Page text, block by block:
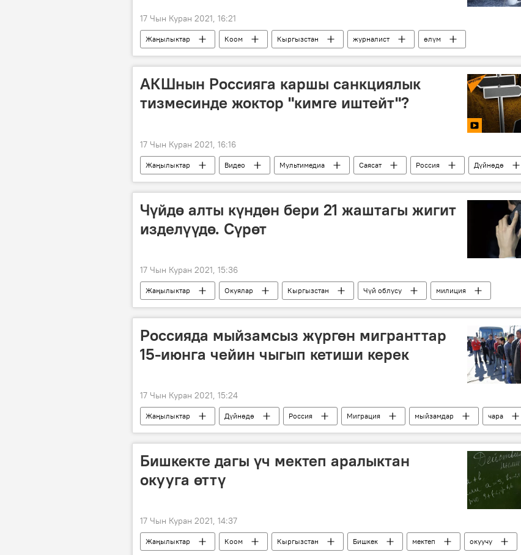
17 Чын Куран 2021, 16:21
Жаңылыктар Коом Кыргызстан журналист өлүм
АКШнын Россияга каршы санкциялык
тизмесинде жоктор "кимге иштейт"?
17 Чын Куран 2021, 16:16
Жаңылыктар Видео Мультимедиа Саясат Россия
Дүйнөдө
Жо Байден
Владимир Путин АКШ Кытай санкциялар
жооп
Чүйдө алты күндөн бери 21 жаштагы жигит
изделүүдө. Сүрөт
17 Чын Куран 2021, 15:36
Жаңылыктар Окуялар Кыргызстан Чүй облусу
милиция
бала
издөө
Россияда мыйзамсыз жүргөн мигранттар
15-июнга чейин чыгып кетиши керек
17 Чын Куран 2021, 15:24
Жаңылыктар Дүйнөдө Россия Миграция мыйзамдар
чара
министр
Басма сөзгө баяндама Кыргызстан
Бишкекте дагы үч мектеп аралыктан
окууга өттү
17 Чын Куран 2021, 14:37
Жаңылыктар Коом Кыргызстан Бишкек мектеп
окуучу